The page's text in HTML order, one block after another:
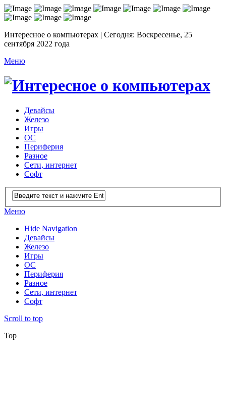
Интересное о компьютерах | Сегодня: Воскресенье, 25
сентября 2022 года
Меню
Девайсы
Железо
Игры
ОС
Периферия
Разное
Сети, интернет
Софт
Меню
Hide Navigation
Девайсы
Железо
Игры
ОС
Периферия
Разное
Сети, интернет
Софт
Scroll to top
Top